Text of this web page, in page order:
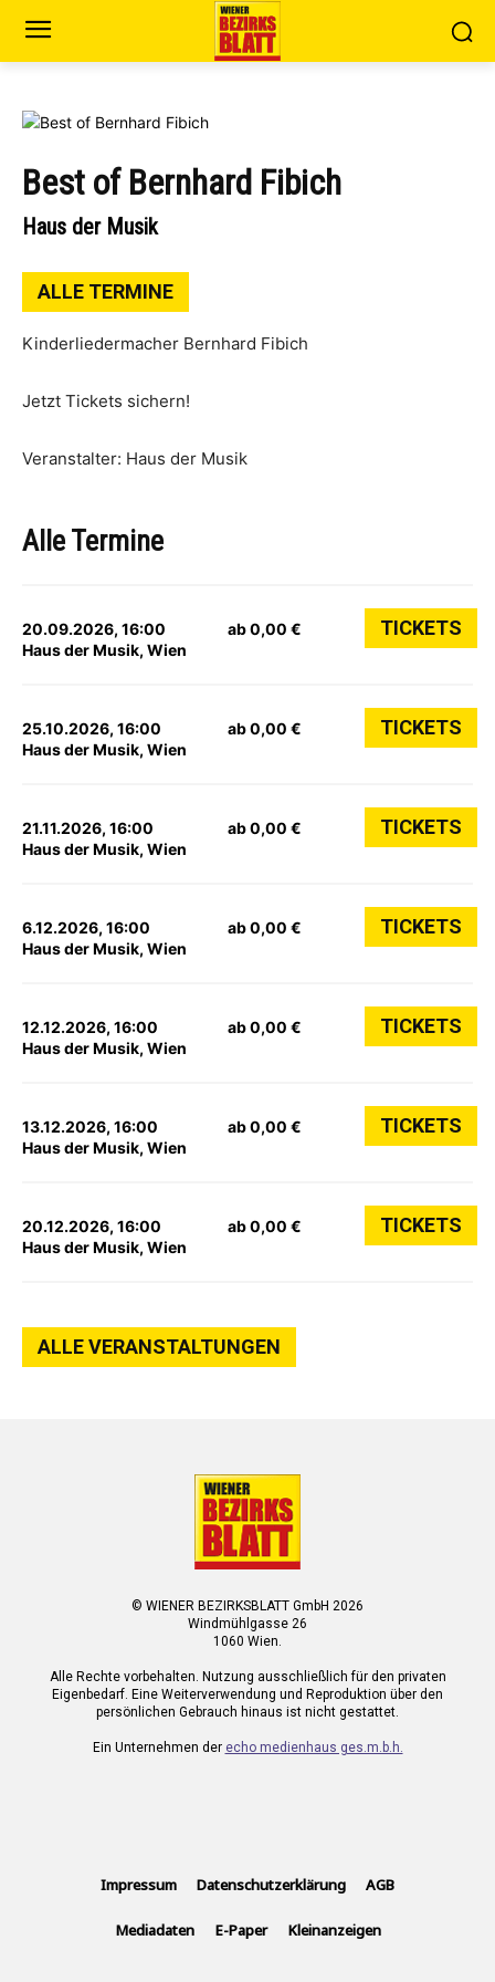
Best of Bernhard Fibich
Haus der Musik
ALLE TERMINE
Kinderliedermacher Bernhard Fibich
Jetzt Tickets sichern!
Veranstalter: Haus der Musik
Alle Termine
20.09.2026, 16:00
Haus der Musik, Wien
ab 0,00 € TICKETS
25.10.2026, 16:00
Haus der Musik, Wien
ab 0,00 € TICKETS
21.11.2026, 16:00
Haus der Musik, Wien
ab 0,00 € TICKETS
6.12.2026, 16:00
Haus der Musik, Wien
ab 0,00 € TICKETS
12.12.2026, 16:00
Haus der Musik, Wien
ab 0,00 € TICKETS
13.12.2026, 16:00
Haus der Musik, Wien
ab 0,00 € TICKETS
20.12.2026, 16:00
Haus der Musik, Wien
ab 0,00 € TICKETS
ALLE VERANSTALTUNGEN
© WIENER BEZIRKSBLATT GmbH 2026
Windmühlgasse 26
1060 Wien.
Alle Rechte vorbehalten. Nutzung ausschließlich für den privaten
Eigenbedarf. Eine Weiterverwendung und Reproduktion über den
persönlichen Gebrauch hinaus ist nicht gestattet.
Ein Unternehmen der echo medienhaus ges.m.b.h.
Impressum Datenschutzerklärung AGB
Mediadaten E-Paper Kleinanzeigen